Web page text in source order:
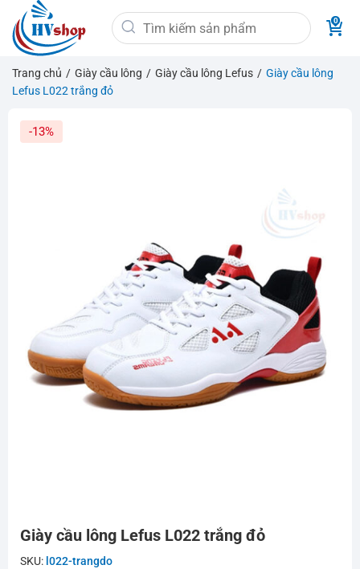
qua
nội
dung
Tìm
kiếm:
Trang chủ / Giày cầu lông / Giày cầu lông Lefus / Giày cầu lông
Lefus L022 trắng đỏ
-13%
Giày cầu lông Lefus L022 trắng đỏ
SKU: l022-trangdo